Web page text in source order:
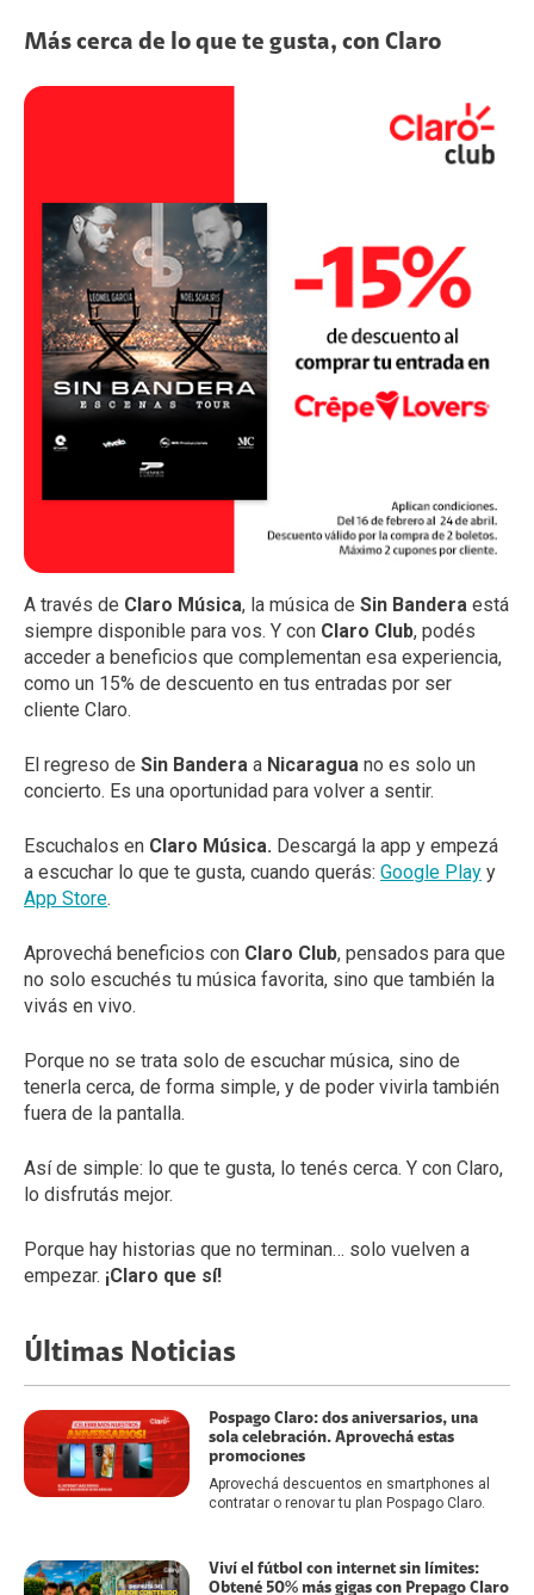
Más cerca de lo que te gusta, con Claro
A través de Claro Música, la música de Sin Bandera está
siempre disponible para vos. Y con Claro Club, podés
acceder a beneficios que complementan esa experiencia,
como un 15% de descuento en tus entradas por ser
cliente Claro.
El regreso de Sin Bandera a Nicaragua no es solo un
concierto. Es una oportunidad para volver a sentir.
Escuchalos en Claro Música. Descargá la app y empezá
a escuchar lo que te gusta, cuando querás: Google Play y
App Store.
Aprovechá beneficios con Claro Club, pensados para que
no solo escuchés tu música favorita, sino que también la
vivás en vivo.
Porque no se trata solo de escuchar música, sino de
tenerla cerca, de forma simple, y de poder vivirla también
fuera de la pantalla.
Así de simple: lo que te gusta, lo tenés cerca. Y con Claro,
lo disfrutás mejor.
Porque hay historias que no terminan… solo vuelven a
empezar. ¡Claro que sí!
Últimas Noticias
Pospago Claro: dos aniversarios, una
sola celebración. Aprovechá estas
promociones
Aprovechá descuentos en smartphones al
contratar o renovar tu plan Pospago Claro.
Viví el fútbol con internet sin límites:
Obtené 50% más gigas con Prepago Claro